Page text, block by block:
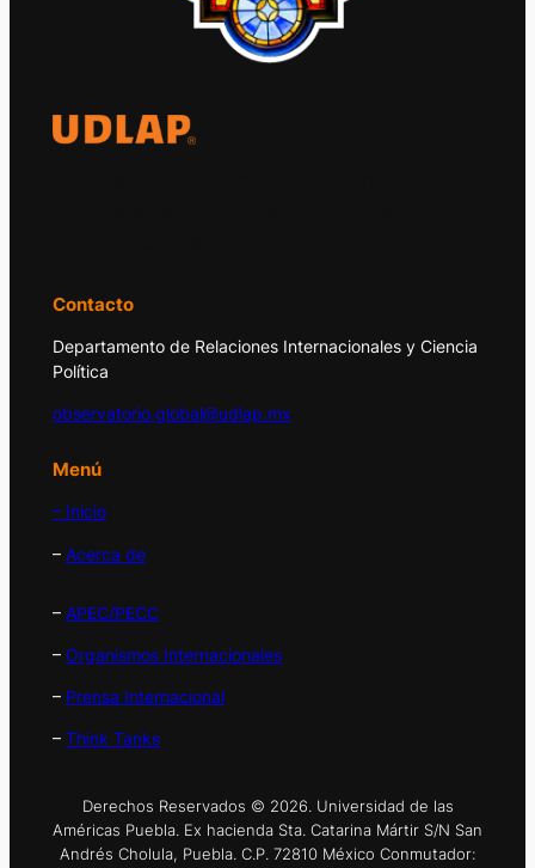
Contacto
Departamento de Relaciones Internacionales y Ciencia
Política
observatorio.global@udlap.mx
Menú
– Inicio
– Acerca de
– APEC/PECC
– Organismos Internacionales
– Prensa Internacional
– Think Tanks
Derechos Reservados © 2026. Universidad de las
Américas Puebla. Ex hacienda Sta. Catarina Mártir S/N San
Andrés Cholula, Puebla. C.P. 72810 México Conmutador: